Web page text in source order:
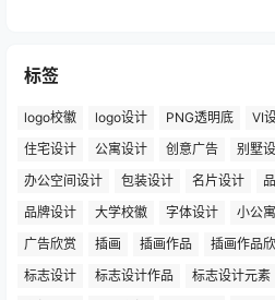
标签
logo校徽 logo设计 PNG透明底 VI
住宅设计
公寓设计 创意广告 别墅
办公空间设计
包装设计 名片设计
品牌设计
大学校徽 字体设计 小公
广告欣赏
插画 插画作品 插画作品
标志设计
标志设计作品 标志设计元素